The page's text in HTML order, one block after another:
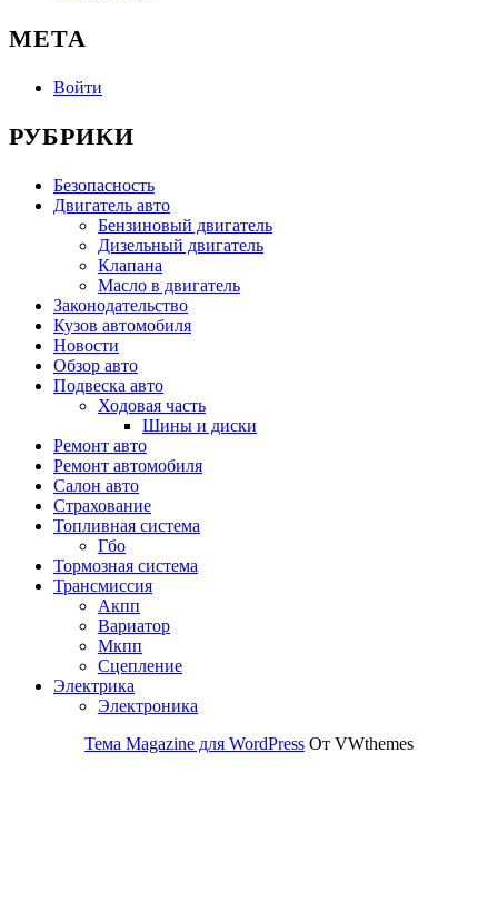
МЕТА
Войти
РУБРИКИ
Безопасность
Двигатель авто
Бензиновый двигатель
Дизельный двигатель
Клапана
Масло в двигатель
Законодательство
Кузов автомобиля
Новости
Обзор авто
Подвеска авто
Ходовая часть
Шины и диски
Ремонт авто
Ремонт автомобиля
Салон авто
Страхование
Топливная система
Гбо
Тормозная система
Трансмиссия
Акпп
Вариатор
Мкпп
Сцепление
Электрика
Электроника
Тема Magazine для WordPress От VWthemes